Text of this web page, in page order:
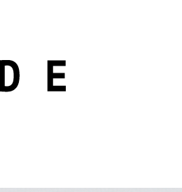
【エバーメイドショップ】［ムロセンツ］の